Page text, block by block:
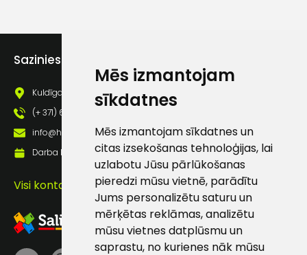
Mēs izmantojam
sīkdatnes
Mēs izmantojam sīkdatnes un
citas izsekošanas tehnoloģijas, lai
uzlabotu Jūsu pārlūkošanas
pieredzi mūsu vietnē, parādītu
Jums personalizētu saturu un
mērķētas reklāmas, analizētu
mūsu vietnes datplūsmu un
saprastu, no kurienes nāk mūsu
Sazinies ar mums
Kuldīgas iela 69a, Saldus, Saldus nov., LV - 3801
(+ 371) 63 881 186
info@hards.lv
Darba laiks: Darbadienās: 8:00 - 17:00
Visi kontakti
lietošanas noteikumiem
Piekrītu saņemt
pastā
Sūtīt ziņojumu